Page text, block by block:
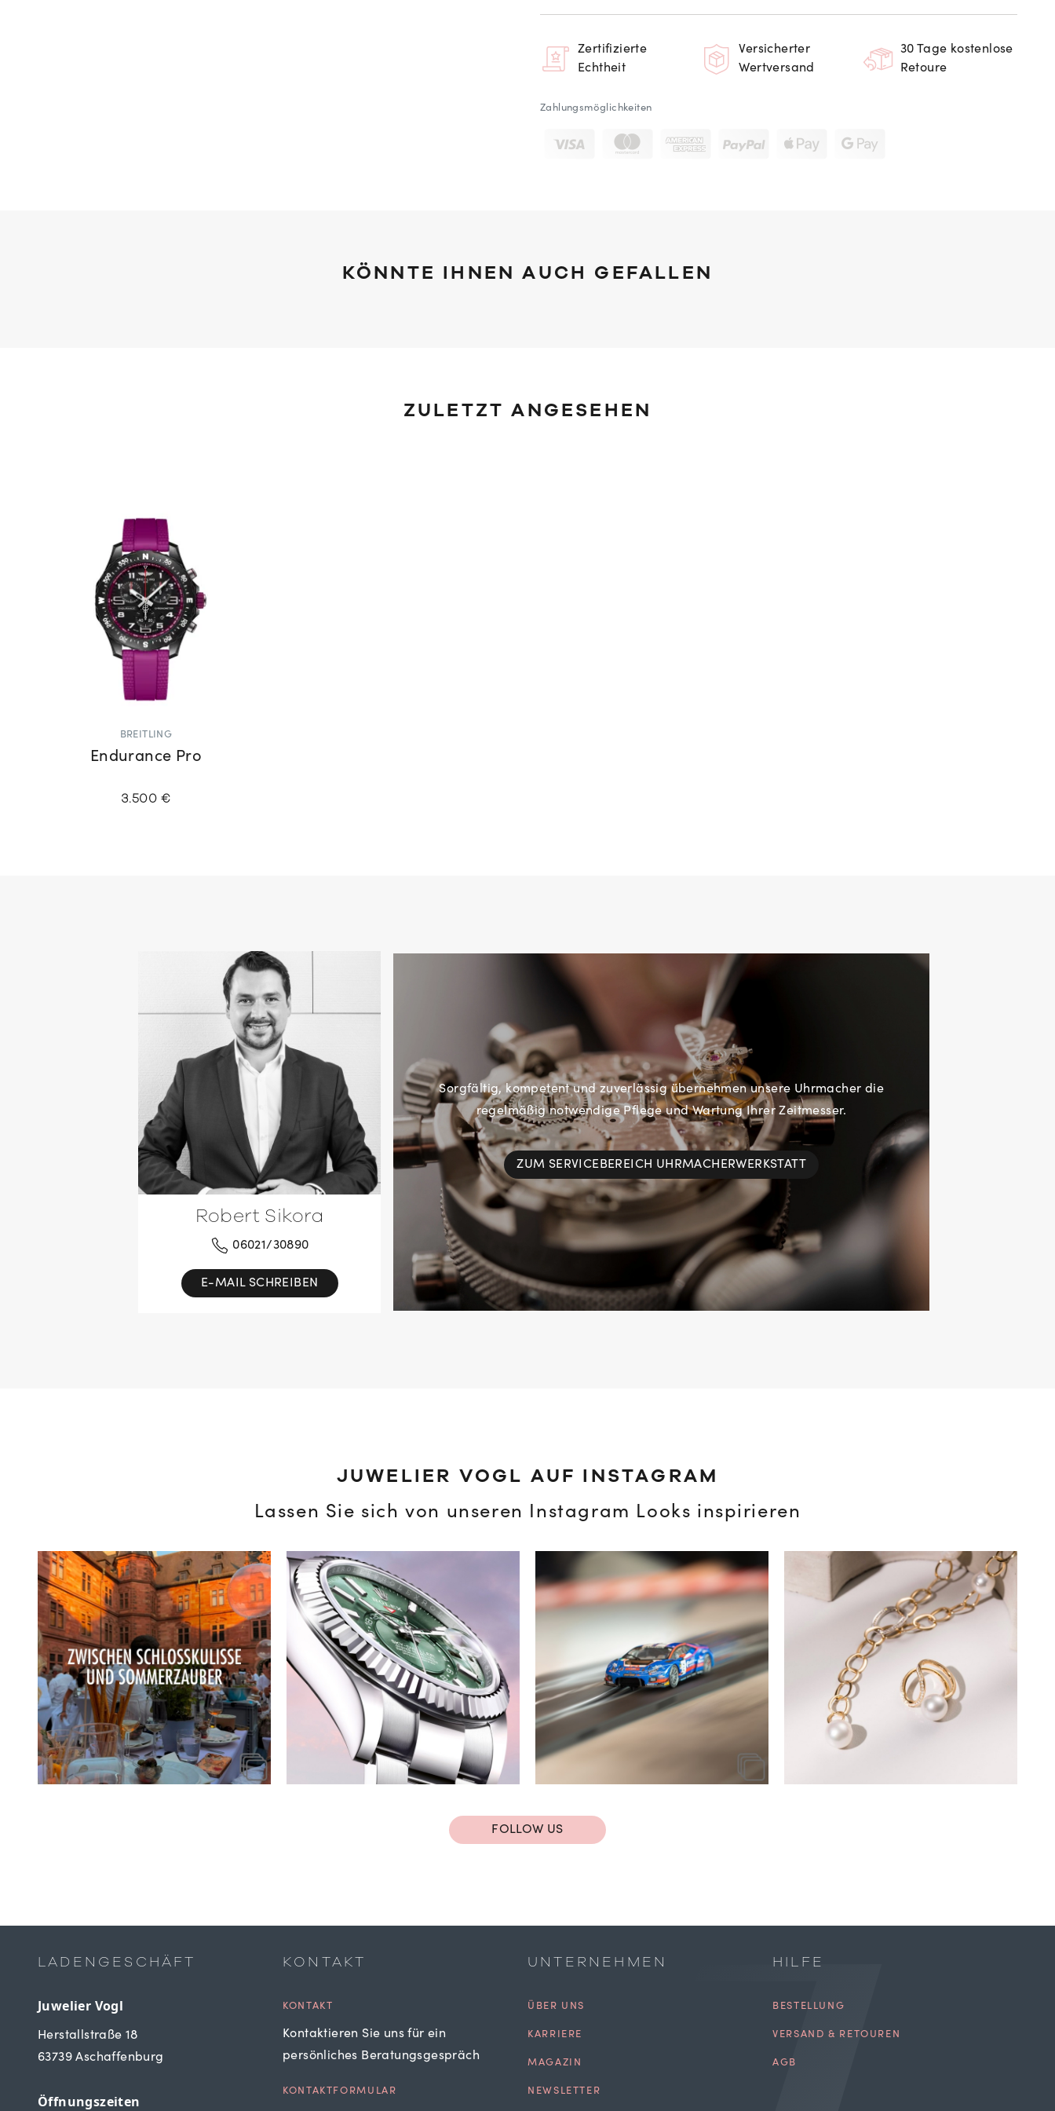
Zertifizierte
Echtheit
Versicherter
Wertversand
30 Tage kostenlose
Retoure
Zahlungsmöglichkeiten
KÖNNTE IHNEN AUCH GEFALLEN
ZULETZT ANGESEHEN
BREITLING
Endurance Pro
3.500 €
Sorgfältig, kompetent und zuverlässig übernehmen unsere Uhrmacher die
regelmäßig notwendige Pflege und Wartung Ihrer Zeitmesser.
ZUM SERVICEBEREICH UHRMACHERWERKSTATT
Robert Sikora
06021/30890
E-MAIL SCHREIBEN
JUWELIER VOGL AUF INSTAGRAM
Lassen Sie sich von unseren Instagram Looks inspirieren
FOLLOW US
LADENGESCHÄFT
Juwelier Vogl
Herstallstraße 18
63739 Aschaffenburg
Öffnungszeiten
KONTAKT
KONTAKT
Kontaktieren Sie uns für ein
persönliches Beratungsgespräch
KONTAKTFORMULAR
UNTERNEHMEN
ÜBER UNS
KARRIERE
MAGAZIN
NEWSLETTER
HILFE
BESTELLUNG
VERSAND & RETOUREN
AGB